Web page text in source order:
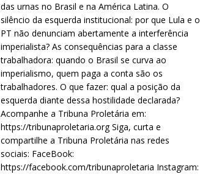
das urnas no Brasil e na América Latina. O
silêncio da esquerda institucional: por que Lula e o
PT não denunciam abertamente a interferência
imperialista? As consequências para a classe
trabalhadora: quando o Brasil se curva ao
imperialismo, quem paga a conta são os
trabalhadores. O que fazer: qual a posição da
esquerda diante dessa hostilidade declarada?
Acompanhe a Tribuna Proletária em:
https://tribunaproletaria.org Siga, curta e
compartilhe a Tribuna Proletária nas redes
sociais: FaceBook:
https://facebook.com/tribunaproletaria Instagram: